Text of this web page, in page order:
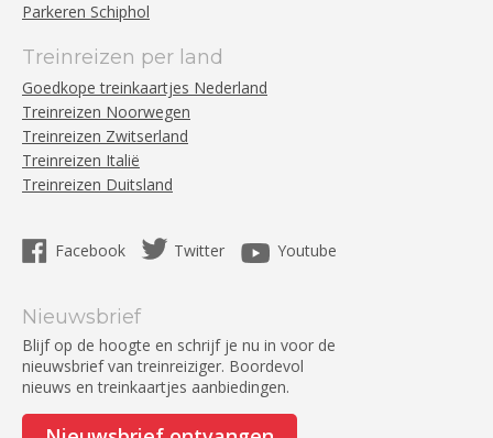
Parkeren Schiphol
Treinreizen per land
Goedkope treinkaartjes Nederland
Treinreizen Noorwegen
Treinreizen Zwitserland
Treinreizen Italië
Treinreizen Duitsland
Facebook Twitter Youtube
Nieuwsbrief
Blijf op de hoogte en schrijf je nu in voor de
nieuwsbrief van treinreiziger. Boordevol
nieuws en treinkaartjes aanbiedingen.